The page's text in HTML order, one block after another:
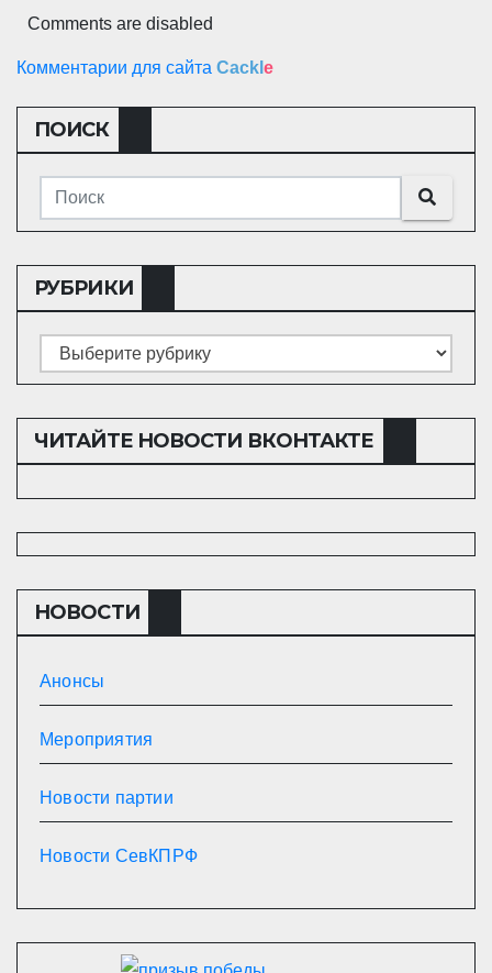
Comments are disabled
Комментарии для сайта Cackl e
ПОИСК
РУБРИКИ
Рубрики
ЧИТАЙТЕ НОВОСТИ ВКОНТАКТЕ
НОВОСТИ
Анонсы
Мероприятия
Новости партии
Новости СевКПРФ